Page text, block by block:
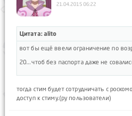
21.04.2015 06:22
Цитата: alito
вот бы ещё ввели ограничение по
20...чтоб без паспорта даже не
тогда стим будет сотрудничать с
доступ к стиму.(ру пользователи)